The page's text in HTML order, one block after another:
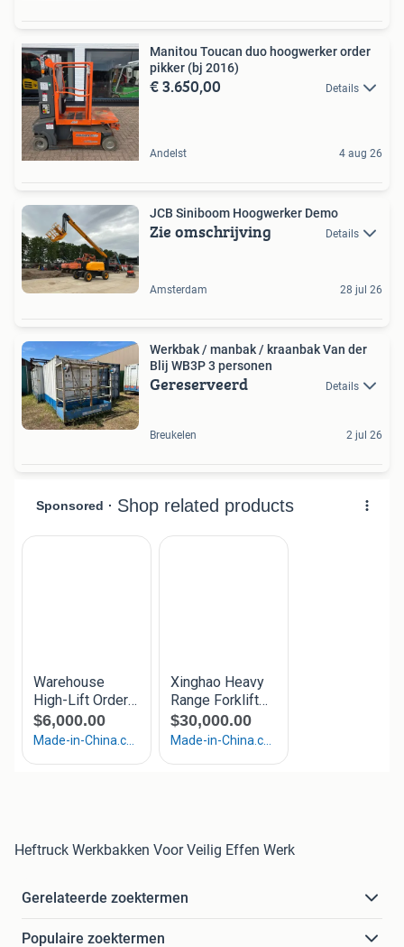
Manitou Toucan duo hoogwerker order
pikker (bj 2016)
€ 3.650,00 Details
Andelst 4 aug 26
JCB Siniboom Hoogwerker Demo
Zie omschrijving Details
Amsterdam 28 jul 26
Werkbak / manbak / kraanbak Van der
Blij WB3P 3 personen
Gereserveerd Details
Breukelen 2 jul 26
Heftruck Werkbakken Voor Veilig Effen Werk
Gerelateerde zoektermen
Populaire zoektermen